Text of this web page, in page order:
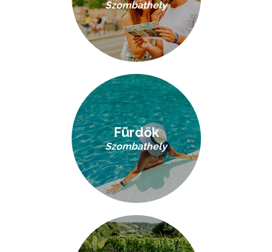
Szombathely
Fürdők
Szombathely